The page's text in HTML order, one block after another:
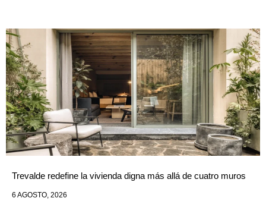
Trevalde redefine la vivienda digna más allá de cuatro muros
6 AGOSTO, 2026